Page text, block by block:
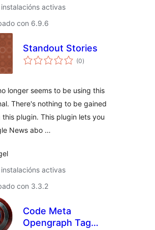
activas
con 6.9.6
Standout Stories
(0valoracións
totais
)
longer seems to be using this
There's nothing to be gained
this plugin. This plugin lets you
News abo …
activas
con 3.3.2
Code Meta
Opengraph Tag